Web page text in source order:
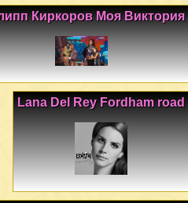
Киркоров Моя Виктория
Lana Del Rey Fordham road